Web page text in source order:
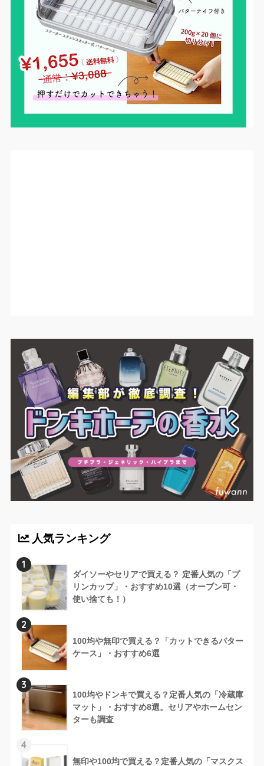
人気ランキング
1
ダイソーやセリアで買える？ 定番人気の「プ
リンカップ」・おすすめ10選（オーブン可・
使い捨ても！）
2
100均や無印で買える？「カットできるバター
ケース」・おすすめ6選
3
100均やドンキで買える？定番人気の「冷蔵庫
マット」・おすすめ8選。セリアやホームセン
ターも調査
4
無印や100均で買える？定番人気の「マスクス